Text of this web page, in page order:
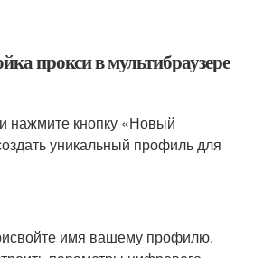
прокси в мультибраузере
нажмите кнопку «Новый
уникальный профиль для
имя вашему профилю.